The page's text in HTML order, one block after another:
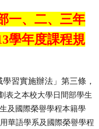
一、二、三年
學年度課程規
習實施辦法」第三條，
表之本校大學日間部學生
及國際榮譽學程本籍學
華語學系及國際榮譽學程